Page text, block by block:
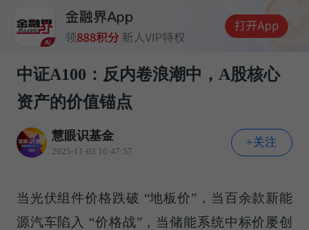
中证A100：反内卷浪潮中，A股核心
资产的价值锚点
慧眼识基金
2025-11-03 16:47:57
+关注
当光伏组件价格跌破 “地板价”，当百余款新能
源汽车陷入 “价格战”，当储能系统中标价屡创